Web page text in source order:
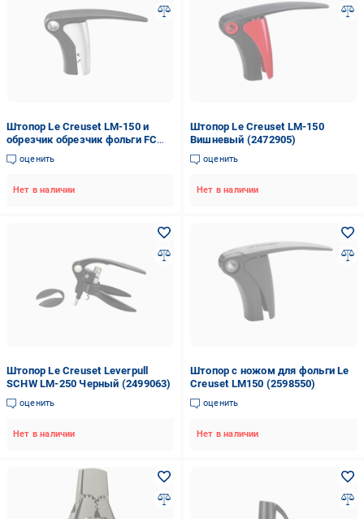
Штопор Le Creuset LM-150 и
обрезчик обрезчик фольги FC
400 (2472865)
оценить
Нет в наличии
Штопор Le Creuset LM-150
Вишневый (2472905)
оценить
Нет в наличии
Штопор Le Creuset Leverpull
SCHW LM-250 Черный (2499063)
оценить
Нет в наличии
Штопор с ножом для фольги Le
Creuset LM150 (2598550)
оценить
Нет в наличии